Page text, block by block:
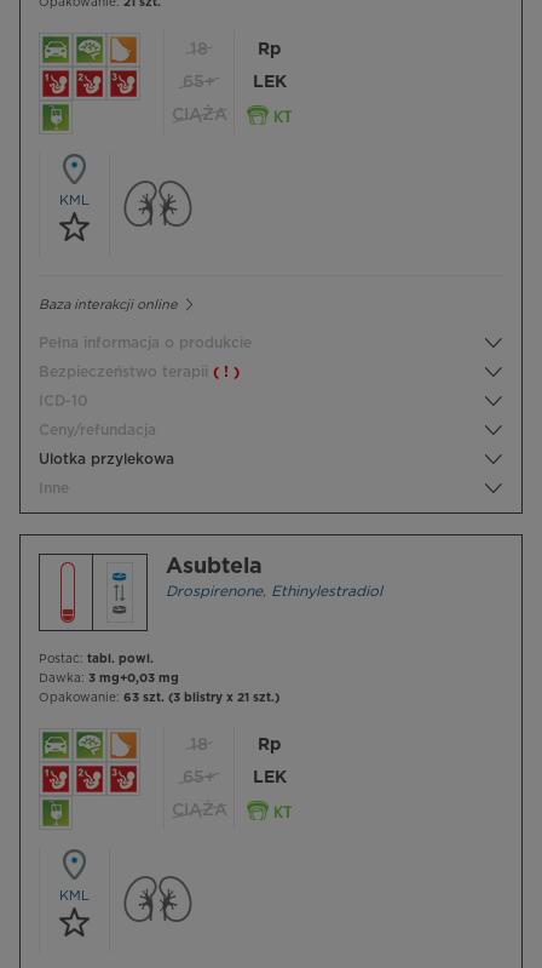
Opakowanie: 21 szt.
18
65+
CIĄŻA
Rp
LEK
KML
Baza interakcji online
Pełna informacja o produkcie
Bezpieczeństwo terapii ( ! )
ICD-10
Ceny/refundacja
Ulotka przylekowa
Inne
Asubtela
Drospirenone, Ethinylestradiol
Postać: tabl. powl.
Dawka: 3 mg+0,03 mg
Opakowanie: 63 szt. (3 blistry x 21 szt.)
18
65+
CIĄŻA
Rp
LEK
KML